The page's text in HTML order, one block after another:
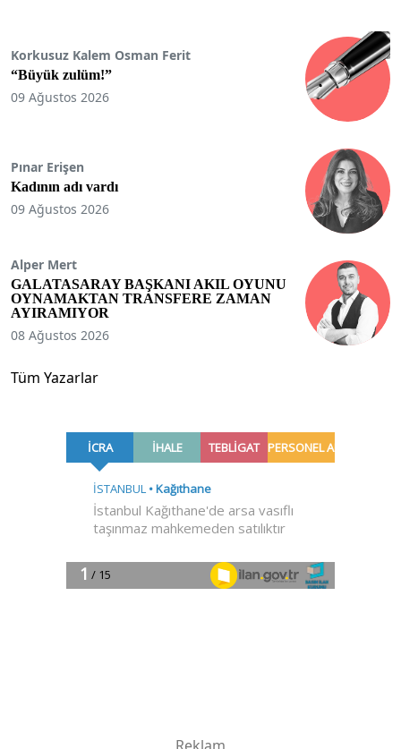
Korkusuz Kalem Osman Ferit
“Büyük zulüm!”
09 Ağustos 2026
Pınar Erişen
Kadının adı vardı
09 Ağustos 2026
Alper Mert
GALATASARAY BAŞKANI AKIL OYUNU
OYNAMAKTAN TRANSFERE ZAMAN
AYIRAMIYOR
08 Ağustos 2026
Tüm Yazarlar